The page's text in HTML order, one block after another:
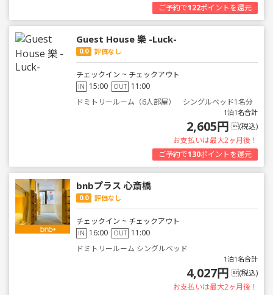
ご予約で122ポイントを還元
Guest House 樂 -Luck-
0.0 評価なし
チェックイン ~ チェックアウト
IN 15:00 OUT 11:00
ドミトリールーム（6人部屋） シングルベッド1名分
1泊1名合計
2,605円 (税込)
お支払いは最大2ヶ月後！
ご予約で130ポイントを還元
bnbプラス 心斎橋
0.0 評価なし
チェックイン ~ チェックアウト
IN 16:00 OUT 11:00
ドミトリールーム シングルベッド
1泊1名合計
4,027円 (税込)
お支払いは最大2ヶ月後！